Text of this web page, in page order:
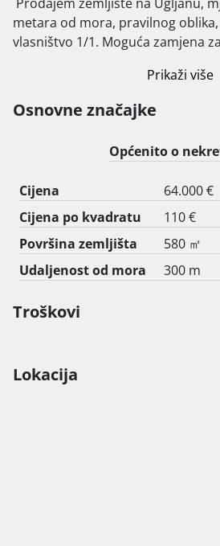
metara od mora, pravilnog
vlasništvo 1/1. Moguća zamjena
Prikaži više
Osnovne značajke
Općenito o
Cijena
64.000 €
Cijena po kvadratu
110 €
Površina zemljišta
580 ㎡
Udaljenost od mora
300 m
Troškovi
Lokacija